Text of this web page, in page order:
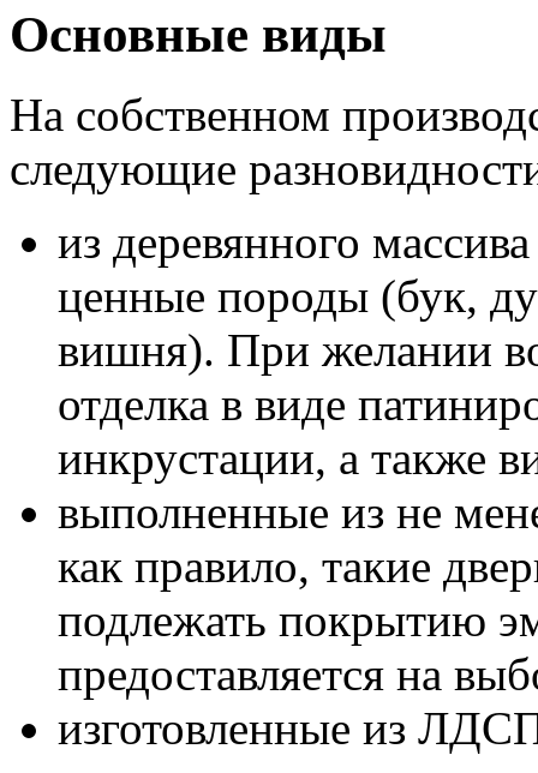
Основные виды
На собственном
следующие
из деревянного
ценные породы (бук,
вишня). При желании
отделка в виде
инкрустации, а также
выполненные из не
как правило, такие
подлежать покрытию
предоставляется на
изготовленные из